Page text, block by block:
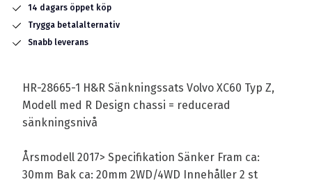
14 dagars öppet köp
Trygga betalalternativ
Snabb leverans
HR-28665-1 H&R Sänkningssats Volvo XC60 Typ Z,
Modell med R Design chassi = reducerad
sänkningsnivå
Årsmodell 2017> Specifikation Sänker Fram ca:
30mm Bak ca: 20mm 2WD/4WD Innehåller 2 st